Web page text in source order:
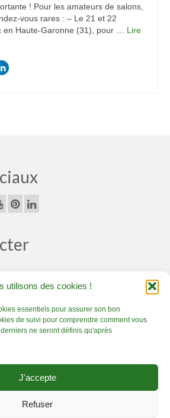
utilisons des cookies !
essentiels pour assurer son bon
de suivi pour comprendre comment vous
ne seront définis qu'après
J'accepte
Refuser
! Pour les amateurs de salons,
vous rares : – Le 21 et 22
en Haute-Garonne (31), pour … Lire
Créations en bambou, c’est sublime !
Contact Bambou Créations